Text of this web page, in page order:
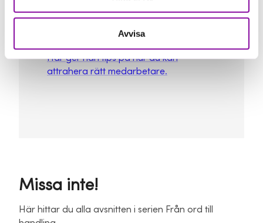
Avvisa
Här ger han tips på hur du kan
attrahera rätt medarbetare.
Missa inte!
Här hittar du alla avsnitten i serien Från ord till